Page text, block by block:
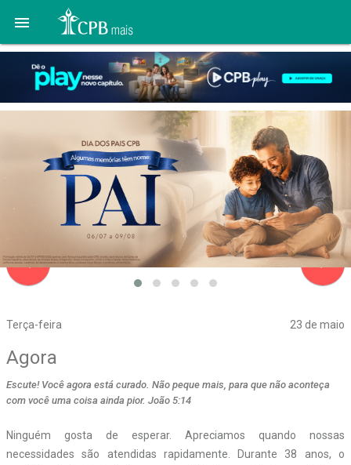

Terça-feira 23 de maio
navigate_before
Agora
Escute! Você agora está curado. Não peque mais, para que não aconteça
com você uma coisa ainda pior. João 5:14
Ninguém gosta de esperar. Apreciamos quando nossas
necessidades são atendidas rapidamente. Durante 38 anos, o
navigate_next